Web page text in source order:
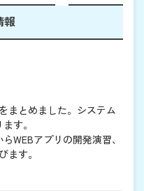
報
まとめました。システム
す。
WEBアプリの開発演習、
ます。